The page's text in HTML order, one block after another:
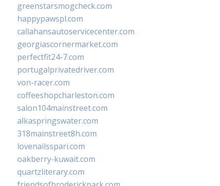
greenstarsmogcheck.com
happypawspl.com
callahansautoservicecenter.com
georgiascornermarket.com
perfectfit24-7.com
portugalprivatedriver.com
von-racer.com
coffeeshopcharleston.com
salon104mainstreet.com
alkaspringswater.com
318mainstreet8h.com
lovenailsspari.com
oakberry-kuwait.com
quartzliterary.com